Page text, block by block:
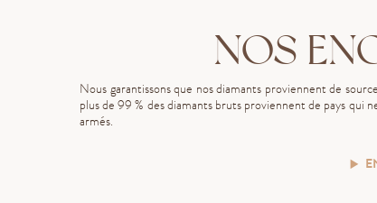
NOS
Nous garantissons que nos diamants proviennent de
plus de 99 % des diamants bruts proviennent de pays qui
armés.